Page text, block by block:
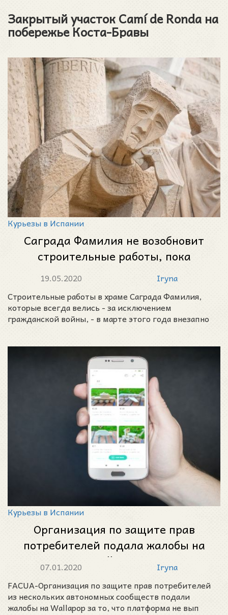
Закрытый участок Camí de Ronda на
побережье Коста-Бравы
Курьезы в Испании
Саграда Фамилия не возобновит
строительные работы, пока
туризм не вернется!
19.05.2020
Iryna
Строительные работы в храме Саграда Фамилия,
которые всегда велись - за исключением
гражданской войны, - в марте этого года внезапно
Курьезы в Испании
Организация по защите прав
потребителей подала жалобы на
Wallapop
07.01.2020
Iryna
FACUA-Организация по защите прав потребителей
из нескольких автономных сообществ подали
жалобы на Wallapop за то, что платформа не вып